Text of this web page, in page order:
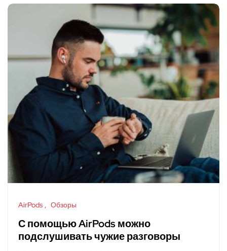
AirPods Обзоры
С помощью AirPods можно
подслушивать чужие разговоры